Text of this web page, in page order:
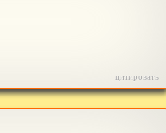
цитировать